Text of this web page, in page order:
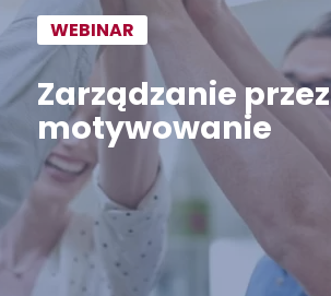
WEBINAR
Zarządzanie przez
motywowanie